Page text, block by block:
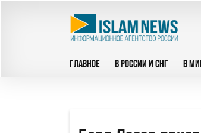
ГЛАВНОЕ В РОССИИ И СНГ В